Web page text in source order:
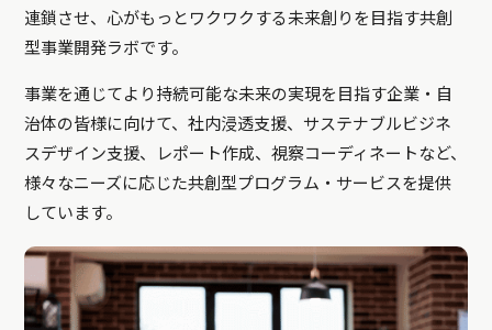
連鎖させ、心がもっとワクワクする未来創りを目指す共創
型事業開発ラボです。
事業を通じてより持続可能な未来の実現を目指す企業・自
治体の皆様に向けて、社内浸透支援、サステナブルビジネ
スデザイン支援、レポート作成、視察コーディネートなど、
様々なニーズに応じた共創型プログラム・サービスを提供
しています。